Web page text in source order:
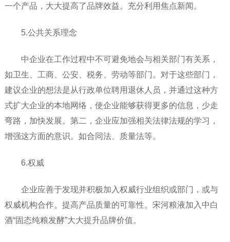
一个产品，大大提高了品牌效益。充分利用焦点新闻。
5.公共关系理念
中企业在工作过程中不可避免地会与相关部门有关系，
如卫生、工商、公安、税务、劳动等部门。对于这些部门，
建议企业的想法是从行政单位聘用退休人员，并通过这种方
式扩大企业的本地网络，使企业能够获得更多的信息，少走
弯路，加快发展。第二，企业应加强相关法律法规的学习，
增强这方面的意识。如合同法、质量法等。
6.权威
企业应善于发现并积极加入权威行业组织或部门，或与
权威机构合作。提高产品质量的可靠性。宋河粮液加入中白
酒“固态纯粮发酵”大大提升品牌价值。